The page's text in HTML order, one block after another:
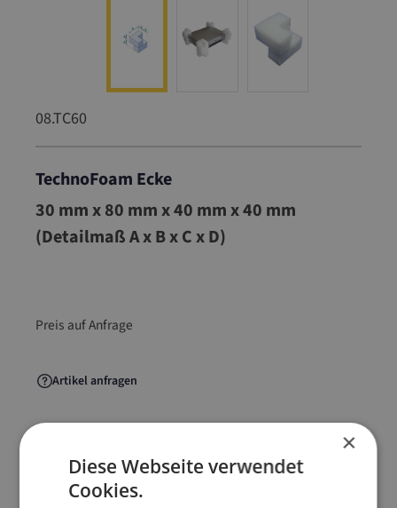
08.TC60
TechnoFoam Ecke
08.TC60
30 mm x 80 mm x 40 mm x 40 mm
(Detailmaß A x B x C x D)
Preis auf Anfrage
Artikel anfragen
Artikelinformationen
×
Diese Webseite verwendet
Cookies.